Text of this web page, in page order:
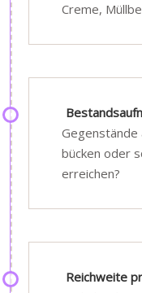
Creme,
Gegenstände
bücken oder
erreichen?
Reichweite